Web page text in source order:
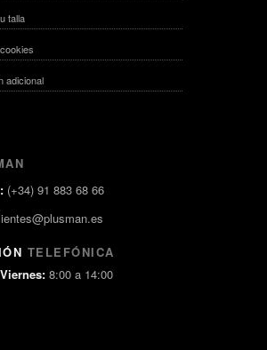
talla
adicional
(+34) 91 883 68 66
TELEFÓNICA
8:00 a 14:00